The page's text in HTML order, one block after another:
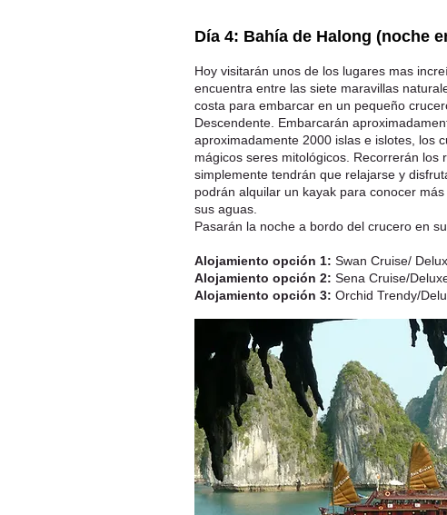
Día 4: Bahía de Halong (noche
Hoy visitarán unos de los lugares mas
encuentra entre las siete maravillas
costa para embarcar en un pequeño
Descendente. Embarcarán
aproximadamente 2000 islas e islotes, los
mágicos seres mitológicos. Recorrerán
simplemente tendrán que relajarse y
podrán alquilar un kayak para conocer
sus aguas.
Pasarán la noche a bordo del crucero en
Alojamiento opción 1: Swan Cruise/
Alojamiento opción 2: Sena Cruise/
Alojamiento opción 3: Orchid Trendy/